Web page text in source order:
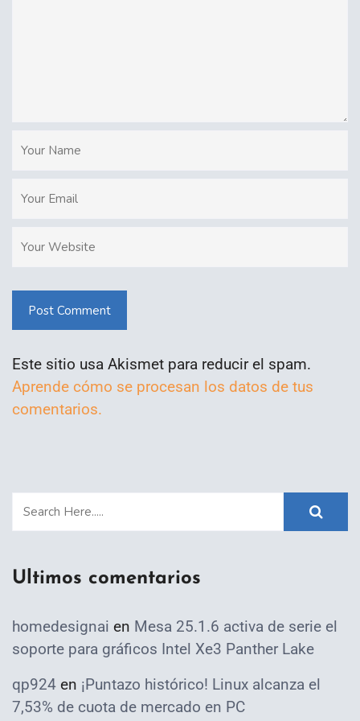
Post Comment
Este sitio usa Akismet para reducir el spam.
Aprende cómo se procesan los datos de tus
comentarios.
Ultimos comentarios
homedesignai en Mesa 25.1.6 activa de serie el
soporte para gráficos Intel Xe3 Panther Lake
qp924 en ¡Puntazo histórico! Linux alcanza el
7,53% de cuota de mercado en PC